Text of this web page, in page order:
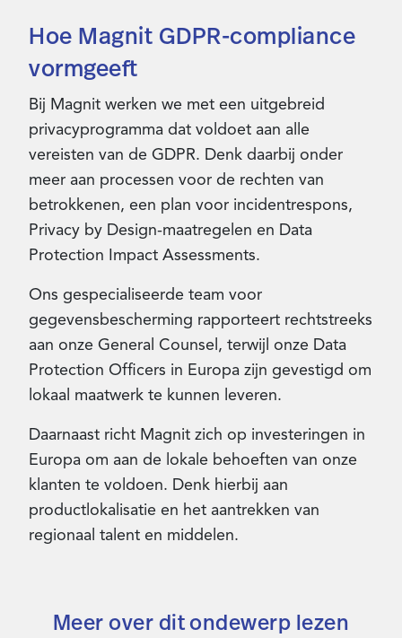
Hoe Magnit GDPR-compliance
vormgeeft
Bij Magnit werken we met een uitgebreid
privacyprogramma dat voldoet aan alle
vereisten van de GDPR. Denk daarbij onder
meer aan processen voor de rechten van
betrokkenen, een plan voor incidentrespons,
Privacy by Design-maatregelen en Data
Protection Impact Assessments.
Ons gespecialiseerde team voor
gegevensbescherming rapporteert rechtstreeks
aan onze General Counsel, terwijl onze Data
Protection Officers in Europa zijn gevestigd om
lokaal maatwerk te kunnen leveren.
Daarnaast richt Magnit zich op investeringen in
Europa om aan de lokale behoeften van onze
klanten te voldoen. Denk hierbij aan
productlokalisatie en het aantrekken van
regionaal talent en middelen.
Meer over dit ondewerp lezen